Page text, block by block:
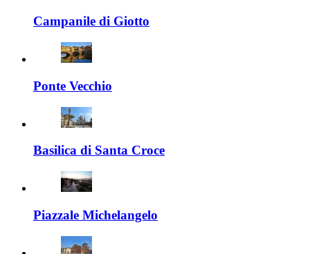
Campanile di Giotto
Ponte Vecchio
Basilica di Santa Croce
Piazzale Michelangelo